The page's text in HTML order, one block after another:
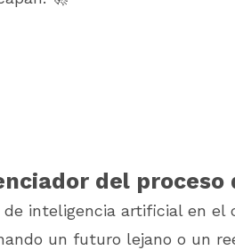
del proceso
inteligencia artificial en el
un futuro lejano o un